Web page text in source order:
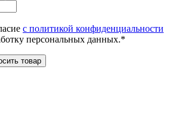
с политикой конфиденциальности
персональных данных.*